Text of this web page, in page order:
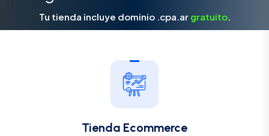
Tu tienda incluye dominio .cpa.ar gratuito.
Tienda Ecommerce